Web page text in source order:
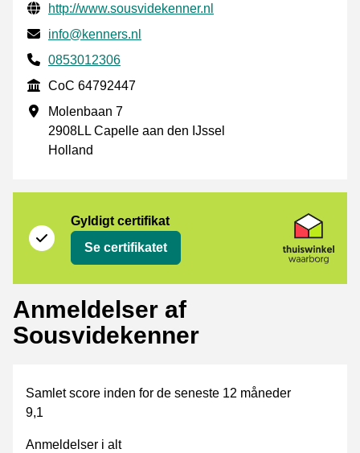
Verificerede kontaktoplysninger
Website URL
http://www.sousvidekenner.nl
E-mail
info@kenners.nl
Phone number
0853012306
CoC
CoC 64792447
Forretningsadresse
Molenbaan 7
2908LL Capelle aan den IJssel
Holland
Gyldigt certifikat
Se certifikatet
Anmeldelser af
Sousvidekenner
Samlet score inden for de seneste 12 måneder
9,1
Anmeldelser i alt